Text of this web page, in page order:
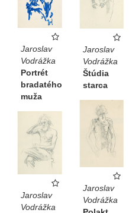
Jaroslav
Vodrážka
Portrét
bradatého
muža
Jaroslav
Vodrážka
Štúdia
starca
Jaroslav
Vodrážka
Jaroslav
Vodrážka